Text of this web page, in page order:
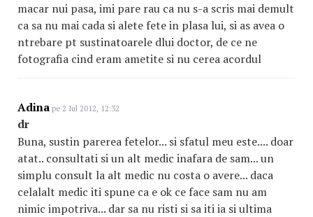
macar nui pasa, imi pare rau ca nu s-a scris mai demult
ca sa nu mai cada si alete fete in plasa lui, si as avea o
ntrebare pt sustinatoarele dlui doctor, de ce ne
fotografia cind eram ametite si nu cerea acordul
Adina pe 2 Iul 2012, 12:32
dr
Buna, sustin parerea fetelor... si sfatul meu este.... doar
atat.. consultati si un alt medic inafara de sam... un
simplu consult la alt medic nu costa o avere... daca
celalalt medic iti spune ca e ok ce face sam nu am
nimic impotriva... dar sa nu risti si sa iti ia si ultima